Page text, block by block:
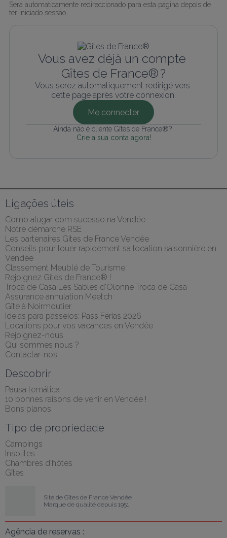
Será automaticamente redireccionado para esta página depois de
ter iniciado sessão.
Vous avez déjà un compte
Gîtes de France® ?
Vous serez automatiquement redirigé vers
cette page après votre connexion.
Me connecter
Ainda não é cliente Gîtes de France®?
Crie a sua conta agora!
Ligações úteis
Como alugar com sucesso na Vendée
Notre démarche RSE
Les partenaires Gites de France Vendée
Conseils pour louer rapidement sa location saisonnière en
Vendée
Classement Meublé de Tourisme
Rejoignez Gîtes de France® !
Troca de Casa Les Sables d'Olonne Troca de Casa
Assurance annulation Meetch
Gîte à Noirmoutier
Ideias para passeios: Pass Férias 2026
Locations pour vos vacances en Vendée
Rejoignez-nous
Qui sommes nous ?
Contactar-nos
Descobrir
Pausa temática
10 bonnes raisons de venir en Vendée !
Bons planos
Tipo de propriedade
Campings
Insolites
Chambres d'hôtes
Gîtes
Site de Gîtes de France Vendée
Marque de qualité depuis 1951
Agência de reservas :